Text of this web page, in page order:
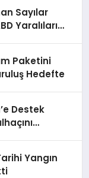
Sayılar
Yaralıları
Paketini
Hedefte
Destek
Yangın